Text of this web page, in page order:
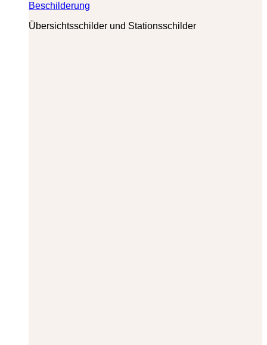
Beschilderung
Übersichtsschilder und Stationsschilder